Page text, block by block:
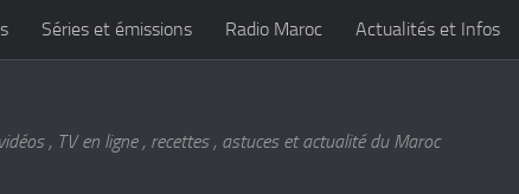
Séries et émissions Radio Maroc Actualités et Infos
, TV en ligne , recettes , astuces et actualité du Maroc